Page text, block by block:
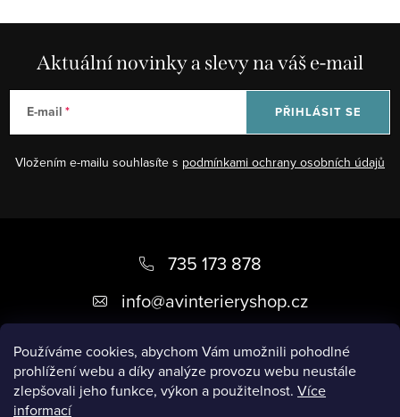
Používáme cookies, abychom Vám umožnili pohodlné
prohlížení webu a díky analýze provozu webu neustále
zlepšovali jeho funkce, výkon a použitelnost. Více
informací
Aktuální novinky a slevy na váš e-mail
E-mail
Vložením e-mailu souhlasíte s podmínkami ochrany osobních údajů
PŘIHLÁSIT SE
a
735 173 878
info@avinterieryshop.cz